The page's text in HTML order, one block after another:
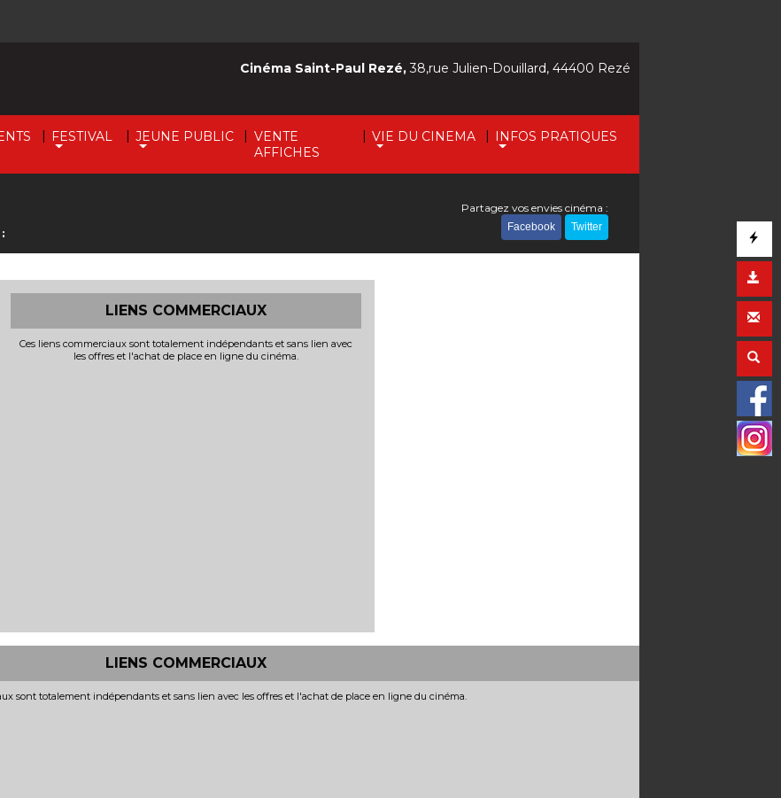
| FESTIVAL | JEUNE PUBLIC | VENTE
AFFICHES
| VIE DU CINEMA | INFOS PRATIQUES
Cinéma Saint-Paul Rezé,38,rue Julien-Douillard, 44400 Rezé
Partagez vos envies cinéma :
Facebook Twitter
LIENS COMMERCIAUX
Ces liens commerciaux sont totalement indépendants et sans lien avec
les offres et l'achat de place en ligne du cinéma.
LIENS COMMERCIAUX
sont totalement indépendants et sans lien avec les offres et l'achat de place en ligne du cinéma.